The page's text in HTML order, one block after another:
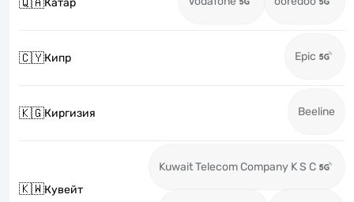
Катар
🇨🇾Кипр Epic
🇰🇬Киргизия Beeline
🇰🇼Кувейт
Kuwait Telecom Company K S C